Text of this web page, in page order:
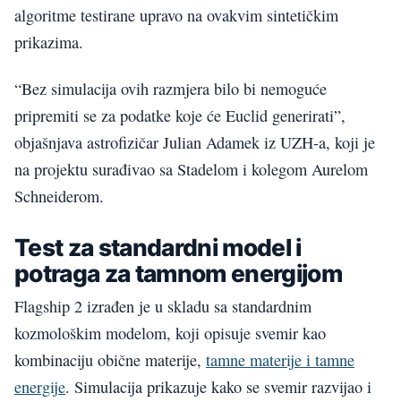
algoritme testirane upravo na ovakvim sintetičkim
prikazima.
“Bez simulacija ovih razmjera bilo bi nemoguće
pripremiti se za podatke koje će Euclid generirati”,
objašnjava astrofizičar Julian Adamek iz UZH-a, koji je
na projektu surađivao sa Stadelom i kolegom Aurelom
Schneiderom.
Test za standardni model i
potraga za tamnom energijom
Flagship 2 izrađen je u skladu sa standardnim
kozmološkim modelom, koji opisuje svemir kao
kombinaciju obične materije, tamne materije i tamne
energije. Simulacija prikazuje kako se svemir razvijao i